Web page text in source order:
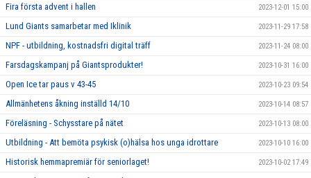
Fira första advent i hallen 2023-12-01 15:00
Lund Giants samarbetar med Iklinik 2023-11-29 17:58
NPF - utbildning, kostnadsfri digital träff 2023-11-24 08:00
Farsdagskampanj på Giantsprodukter! 2023-10-31 16:00
Open Ice tar paus v 43-45 2023-10-23 09:54
Allmänhetens åkning inställd 14/10 2023-10-14 08:57
Föreläsning - Schysstare på nätet 2023-10-13 08:00
Utbildning - Att bemöta psykisk (o)hälsa hos unga idrottare 2023-10-10 16:00
Historisk hemmapremiär för seniorlaget! 2023-10-02 17:49